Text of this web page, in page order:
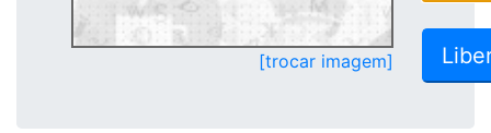
[trocar imagem]